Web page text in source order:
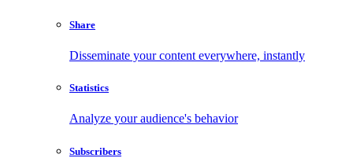
Share
Disseminate your content everywhere, instantly
Statistics
Analyze your audience's behavior
Subscribers